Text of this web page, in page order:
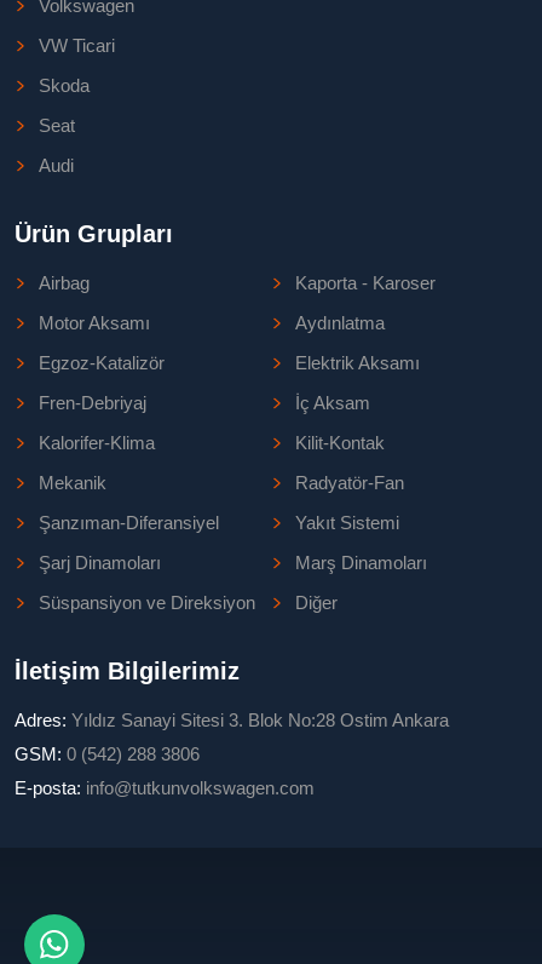
Volkswagen
VW Ticari
Skoda
Seat
Audi
Ürün Grupları
Airbag
Kaporta - Karoser
Motor Aksamı
Aydınlatma
Egzoz-Katalizör
Elektrik Aksamı
Fren-Debriyaj
İç Aksam
Kalorifer-Klima
Kilit-Kontak
Mekanik
Radyatör-Fan
Şanzıman-Diferansiyel
Yakıt Sistemi
Şarj Dinamoları
Marş Dinamoları
Süspansiyon ve Direksiyon
Diğer
İletişim Bilgilerimiz
Adres: Yıldız Sanayi Sitesi 3. Blok No:28 Ostim Ankara
GSM: 0 (542) 288 3806
E-posta: info@tutkunvolkswagen.com